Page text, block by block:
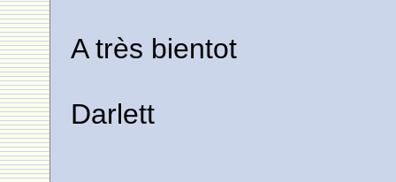
A très bientot
Darlett